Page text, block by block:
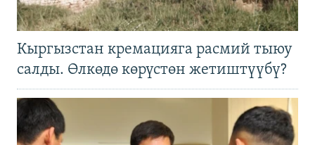
Кыргызстан кремацияга расмий тыюу
салды. Өлкөдө көрүстөн жетиштүүбү?